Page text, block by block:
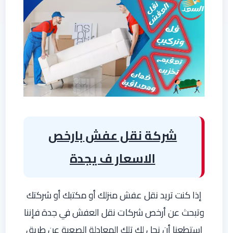
شركة نقل عفش بارخص
الاسعار ف يجدة
إذا كنت تريد نقل عفش منزلك أو مكتبك أو شركتك
وتبحث عن أرخص شركات نقل العفش في جدة فإننا